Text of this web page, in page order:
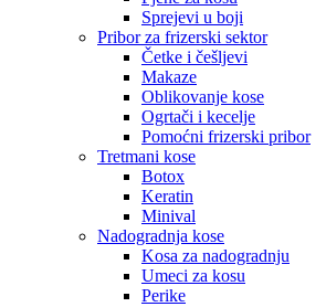
Sprejevi u boji
Pribor za frizerski sektor
Četke i češljevi
Makaze
Oblikovanje kose
Ogrtači i kecelje
Pomoćni frizerski pribor
Tretmani kose
Botox
Keratin
Minival
Nadogradnja kose
Kosa za nadogradnju
Umeci za kosu
Perike